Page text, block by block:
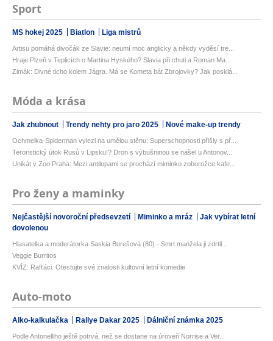
Sport
MS hokej 2025 Biatlon Liga mistrů
Artisu pomáhá divočák ze Slavie: neumí moc anglicky a někdy vyděsí tre...
Hraje Plzeň v Teplicích o Martina Hyského? Slavia při chuti a Roman Ma...
Zimák: Divné ticho kolem Jágra. Má se Kometa bát Zbrojovky? Jak posklá...
Móda a krása
Jak zhubnout Trendy nehty pro jaro 2025 Nové make-up trendy
Ochmelka-Spiderman vylezl na umělou stěnu: Superschopnosti přišly s př...
Teroristický útok Rusů v Lipsku!? Dron s výbušninou se našel u Antonov...
Unikát v Zoo Praha: Mezi antilopami se prochází miminko zoborožce kafe...
Pro ženy a maminky
Nejčastější novoroční předsevzetí Miminko a mráz
Jak vybírat letní
dovolenou
Hlasatelka a moderátorka Saskia Burešová (80) - Smrt manžela ji zdrtil...
Veggie Burritos
KVÍZ: Rafťáci. Otestujte své znalosti kultovní letní komedie
Auto-moto
Alko-kalkulačka Rallye Dakar 2025 Dálniční známka 2025
Podle Antonelliho ještě potrvá, než se dostane na úroveň Norrise a Ver...